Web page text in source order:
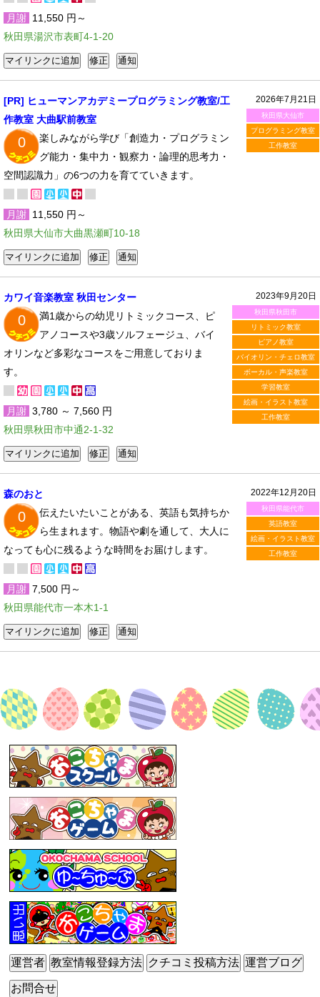
月謝 11,550 円～
秋田県湯沢市表町4-1-20
2026年7月21日
秋田県大仙市
プログラミング教室
工作教室
[PR] ヒューマンアカデミープログラミング教室/工
作教室 大曲駅前教室
0
楽しみながら学び「創造力・プログラミン
グ能力・集中力・観察力・論理的思考力・
空間認識力」の6つの力を育てていきます。
月謝 11,550 円～
秋田県大仙市大曲黒瀬町10-18
2023年9月20日
秋田県秋田市
リトミック教室
ピアノ教室
バイオリン・チェロ教室
ボーカル・声楽教室
学習教室
絵画・イラスト教室
工作教室
カワイ音楽教室 秋田センター
0
満1歳からの幼児リトミックコース、ピ
アノコースや3歳ソルフェージュ、バイ
オリンなど多彩なコースをご用意しておりま
す。
月謝 3,780 ～ 7,560 円
秋田県秋田市中通2-1-32
2022年12月20日
秋田県能代市
英語教室
絵画・イラスト教室
工作教室
森のおと
0
伝えたいたいことがある、英語も気持ちか
ら生まれます。物語や劇を通して、大人に
なっても心に残るような時間をお届けします。
月謝 7,500 円～
秋田県能代市一本木1-1